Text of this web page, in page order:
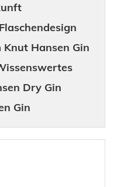
Knut Hansen Gin
Dry Gin
Gin